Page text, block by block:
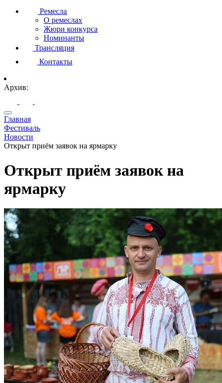
Ремесла
О ремеслах
Жюри конкурса
Номинанты
Трансляция
Контакты
Архив:
Главная
Фестиваль
Новости
Открыт приём заявок на ярмарку
Открыт приём заявок на
ярмарку